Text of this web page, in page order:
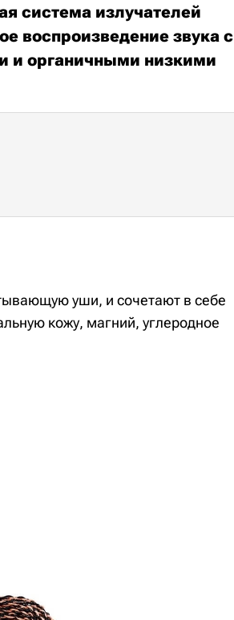
система излучателей
воспроизведение звука с
и органичными низкими
уши, и сочетают в себе
кожу, магний, углеродное